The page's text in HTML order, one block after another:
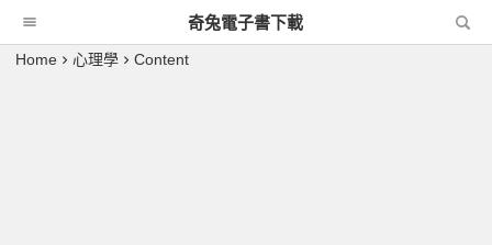
奇兔電子書下載
Home 心理學 Content